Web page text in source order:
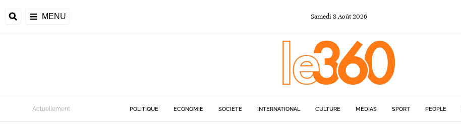
MENU Samedi 8Août2026
Actuellement POLITIQUE ECONOMIE SOCIÉTÉ INTERNATIONAL CULTURE MÉDIAS SPORT PEOPLE